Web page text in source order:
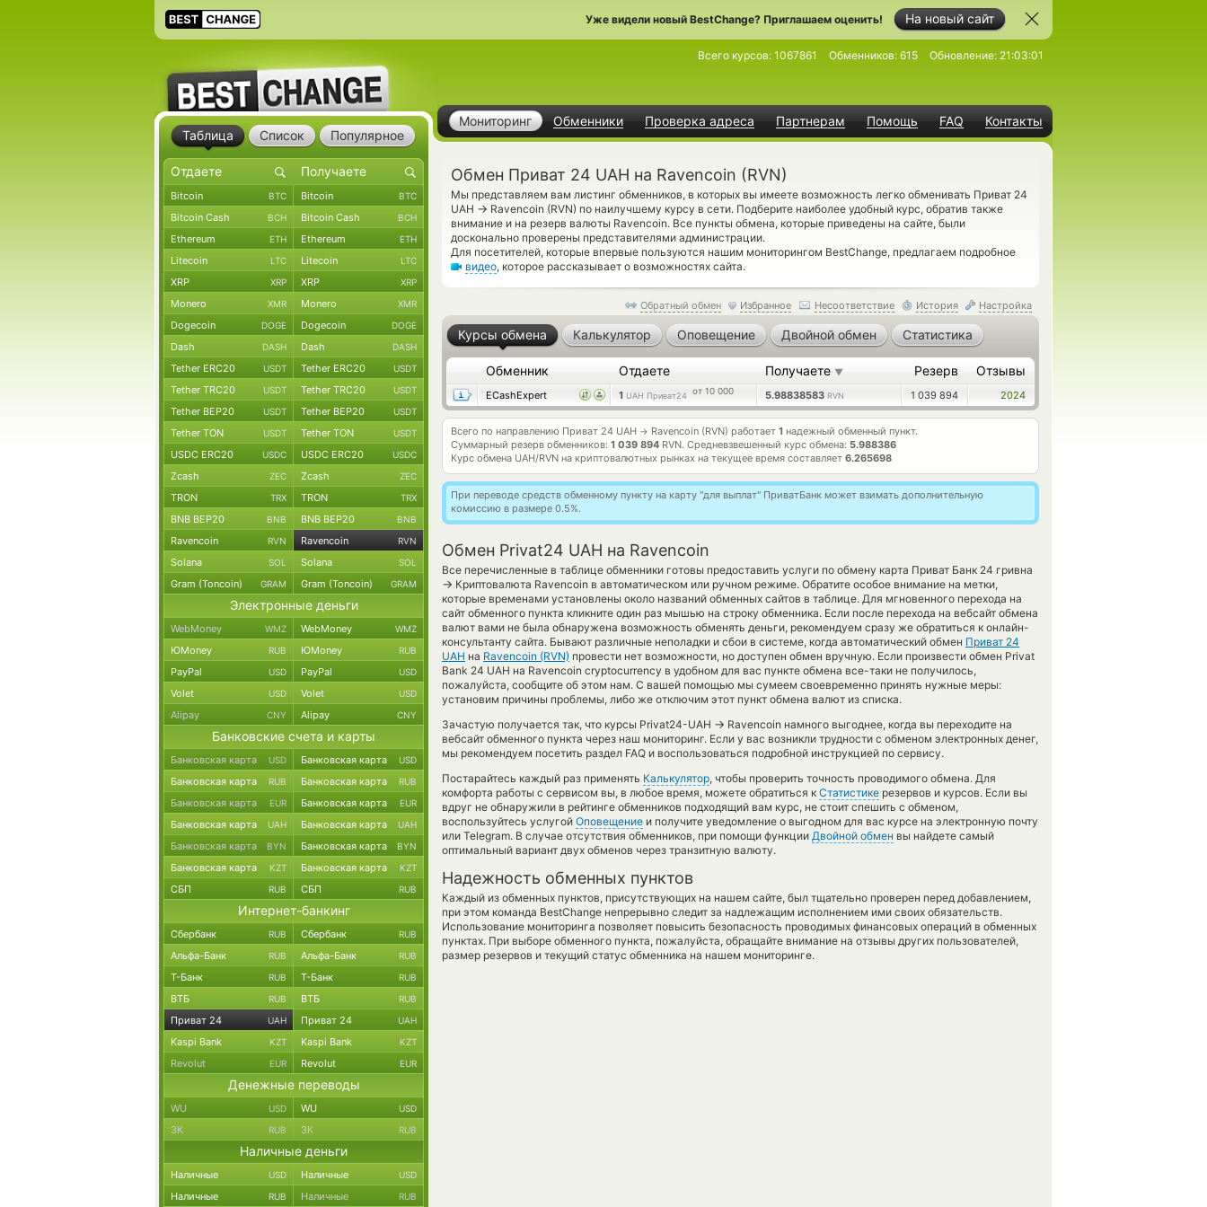
На новый сайт
Уже видели новый BestChange? Приглашаем оценить!
Мониторинг Обменники Проверка адреса Партнерам Помощь FAQ Контакты
Всего курсов: 1067861 Обменников: 615 Обновление: 21:03:01
Обмен Приват 24 UAH на Ravencoin (RVN)
Мы представляем вам листинг обменников, в которых вы имеете возможность легко обменивать Приват 24
UAH → Ravencoin (RVN) по наилучшему курсу в сети. Подберите наиболее удобный курс, обратив также
внимание и на резерв валюты Ravencoin. Все пункты обмена, которые приведены на сайте, были
досконально проверены представителями администрации.
Для посетителей, которые впервые пользуются нашим мониторингом BestChange, предлагаем подробное
видео, которое рассказывает о возможностях сайта.
Обратный обмен Избранное Несоответствие История Настройка
Курсы обмена Калькулятор Оповещение Двойной обмен Статистика
Обменник Отдаете Получаете ▼ Резерв Отзывы
ECashExpert 1 UAH Приват24 от 10 000 5.98838583 RVN 1 039 894 2024
Всего по направлению Приват 24 UAH → Ravencoin (RVN) работает 1 надежный обменный пункт.
Суммарный резерв обменников: 1 039 894 RVN. Средневзвешенный курс обмена: 5.988386
Курс обмена UAH/RVN на криптовалютных рынках на текущее время составляет 6.265698
При переводе средств обменному пункту на карту "для выплат" ПриватБанк может взимать дополнительную
комиссию в размере 0.5%.
Обмен Privat24 UAH на Ravencoin
Все перечисленные в таблице обменники готовы предоставить услуги по обмену карта Приват Банк 24 гривна
→ Криптовалюта Ravencoin в автоматическом или ручном режиме. Обратите особое внимание на метки,
которые временами установлены около названий обменных сайтов в таблице. Для мгновенного перехода на
сайт обменного пункта кликните один раз мышью на строку обменника. Если после перехода на вебсайт обмена
валют вами не была обнаружена возможность обменять деньги, рекомендуем сразу же обратиться к онлайн-
консультанту сайта. Бывают различные неполадки и сбои в системе, когда автоматический обмен Приват 24
UAH на Ravencoin (RVN) провести нет возможности, но доступен обмен вручную. Если произвести обмен Privat
Bank 24 UAH на Ravencoin cryptocurrency в удобном для вас пункте обмена все-таки не получилось,
пожалуйста, сообщите об этом нам. С вашей помощью мы сумеем своевременно принять нужные меры:
установим причины проблемы, либо же отключим этот пункт обмена валют из списка.
Зачастую получается так, что курсы Privat24-UAH → Ravencoin намного выгоднее, когда вы переходите на
вебсайт обменного пункта через наш мониторинг. Если у вас возникли трудности с обменом электронных денег,
мы рекомендуем посетить раздел FAQ и воспользоваться подробной инструкцией по сервису.
Постарайтесь каждый раз применять Калькулятор, чтобы проверить точность проводимого обмена. Для
комфорта работы с сервисом вы, в любое время, можете обратиться к Статистике резервов и курсов. Если вы
вдруг не обнаружили в рейтинге обменников подходящий вам курс, не стоит спешить с обменом,
воспользуйтесь услугой Оповещение и получите уведомление о выгодном для вас курсе на электронную почту
или Telegram. В случае отсутствия обменников, при помощи функции Двойной обмен вы найдете самый
оптимальный вариант двух обменов через транзитную валюту.
Надежность обменных пунктов
Каждый из обменных пунктов, присутствующих на нашем сайте, был тщательно проверен перед добавлением,
при этом команда BestChange непрерывно следит за надлежащим исполнением ими своих обязательств.
Использование мониторинга позволяет повысить безопасность проводимых финансовых операций в обменных
пунктах. При выборе обменного пункта, пожалуйста, обращайте внимание на отзывы других пользователей,
размер резервов и текущий статус обменника на нашем мониторинге.
Таблица Список Популярное
Bitcoin BTC Bitcoin BTC
Bitcoin Cash BCH Bitcoin Cash BCH
Ethereum ETH Ethereum ETH
Litecoin LTC Litecoin LTC
XRP XRP XRP XRP
Monero XMR Monero XMR
Dogecoin DOGE Dogecoin DOGE
Dash DASH Dash DASH
Tether ERC20 USDT Tether ERC20 USDT
Tether TRC20 USDT Tether TRC20 USDT
Tether BEP20 USDT Tether BEP20 USDT
Tether TON USDT Tether TON USDT
USDC ERC20 USDC USDC ERC20 USDC
Zcash ZEC Zcash ZEC
TRON TRX TRON TRX
BNB BEP20 BNB BNB BEP20 BNB
Ravencoin RVN Ravencoin RVN
Solana SOL Solana SOL
Gram (Toncoin) GRAM Gram (Toncoin) GRAM
Электронные деньги
WebMoney WMZ WebMoney WMZ
ЮMoney RUB ЮMoney RUB
PayPal USD PayPal USD
Volet USD Volet USD
Alipay CNY Alipay CNY
Банковские счета и карты
Банковская карта USD Банковская карта USD
Банковская карта RUB Банковская карта RUB
Банковская карта EUR Банковская карта EUR
Банковская карта UAH Банковская карта UAH
Банковская карта BYN Банковская карта BYN
Банковская карта KZT Банковская карта KZT
СБП RUB СБП RUB
Интернет-банкинг
Сбербанк RUB Сбербанк RUB
Альфа-Банк RUB Альфа-Банк RUB
Т-Банк RUB Т-Банк RUB
ВТБ RUB ВТБ RUB
Приват 24 UAH Приват 24 UAH
Kaspi Bank KZT Kaspi Bank KZT
Revolut EUR Revolut EUR
Денежные переводы
WU USD WU USD
ЗК RUB ЗК RUB
Наличные деньги
Наличные USD Наличные USD
Наличные RUB Наличные RUB